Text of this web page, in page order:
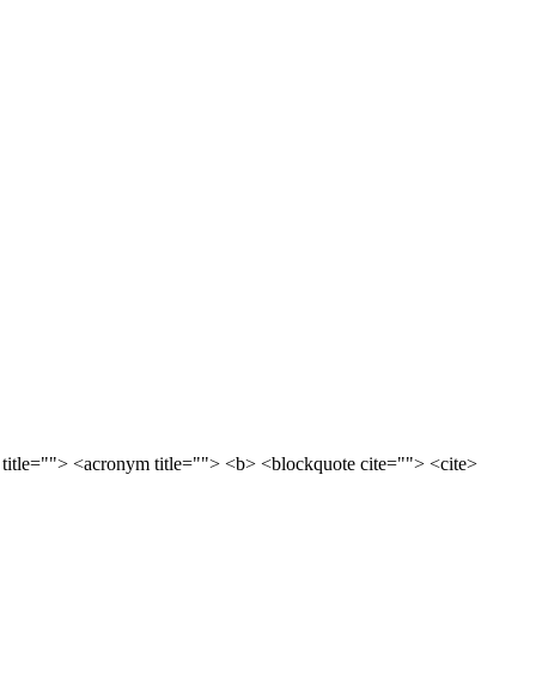
<acronym title=""> <b> <blockquote cite=""> <cite>